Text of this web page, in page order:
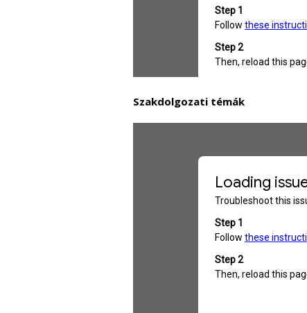
Szakdolgozati témák